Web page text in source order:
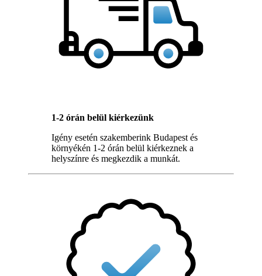
1-2 órán belül kiérkezünk
Igény esetén szakemberink Budapest és
környékén 1-2 órán belül kiérkeznek a
helyszínre és megkezdik a munkát.